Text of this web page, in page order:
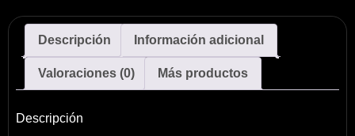
Descripción Información adicional
Valoraciones (0) Más productos
Descripción